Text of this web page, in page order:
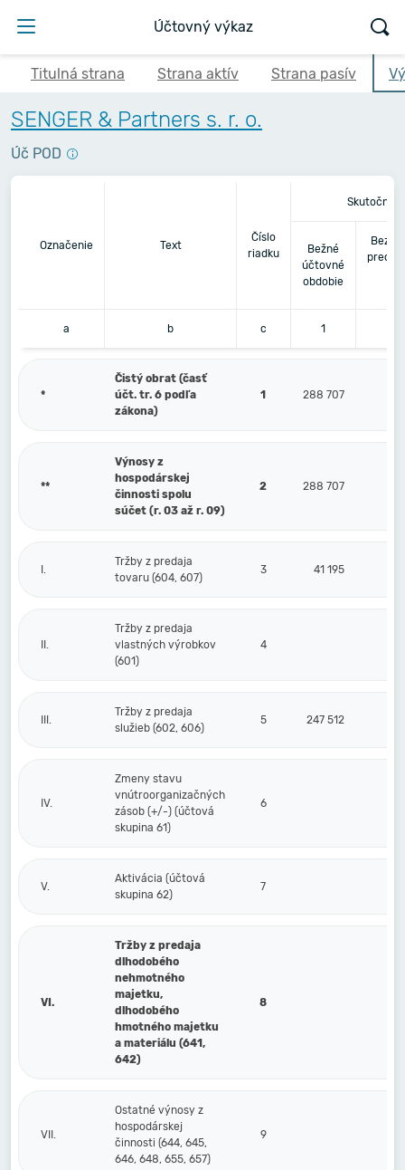
Účtovný výkaz
Titulná strana Strana aktív Strana pasív
SENGER & Partners s. r. o.
Úč POD
Označenie Text
Číslo
riadku
Skutočnosť
Bežné
účtovné
obdobie
a b c 1
*
Čistý obrat (časť
účt. tr. 6 podľa
zákona)
1 288 707
**
Výnosy z
hospodárskej
činnosti spolu
súčet (r. 03 až r. 09)
2 288 707
I.
Tržby z predaja
tovaru (604, 607)
3 41 195
II.
Tržby z predaja
vlastných výrobkov
(601)
4
III.
Tržby z predaja
služieb (602, 606)
5 247 512
IV.
Zmeny stavu
vnútroorganizačných
zásob (+/-) (účtová
skupina 61)
6
V.
Aktivácia (účtová
skupina 62)
7
VI.
Tržby z predaja
dlhodobého
nehmotného
majetku,
dlhodobého
hmotného majetku
a materiálu (641,
642)
8
VII.
Ostatné výnosy z
hospodárskej
činnosti (644, 645,
646, 648, 655, 657)
9